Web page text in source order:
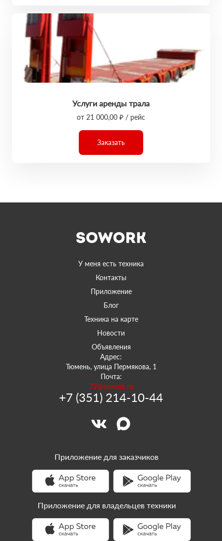
Услуги аренды трала
от 21 000,00 ₽ / рейс
Заказать
У меня есть техника
Контакты
Приложение
Блог
Техника на карте
Новости
Объявления
Адрес:
Тюмень, улица Пермякова, 1
Почта:
72@sowork.ru
+7 (351) 214-10-44
Приложение для заказчиков
Приложение для владельцев техники